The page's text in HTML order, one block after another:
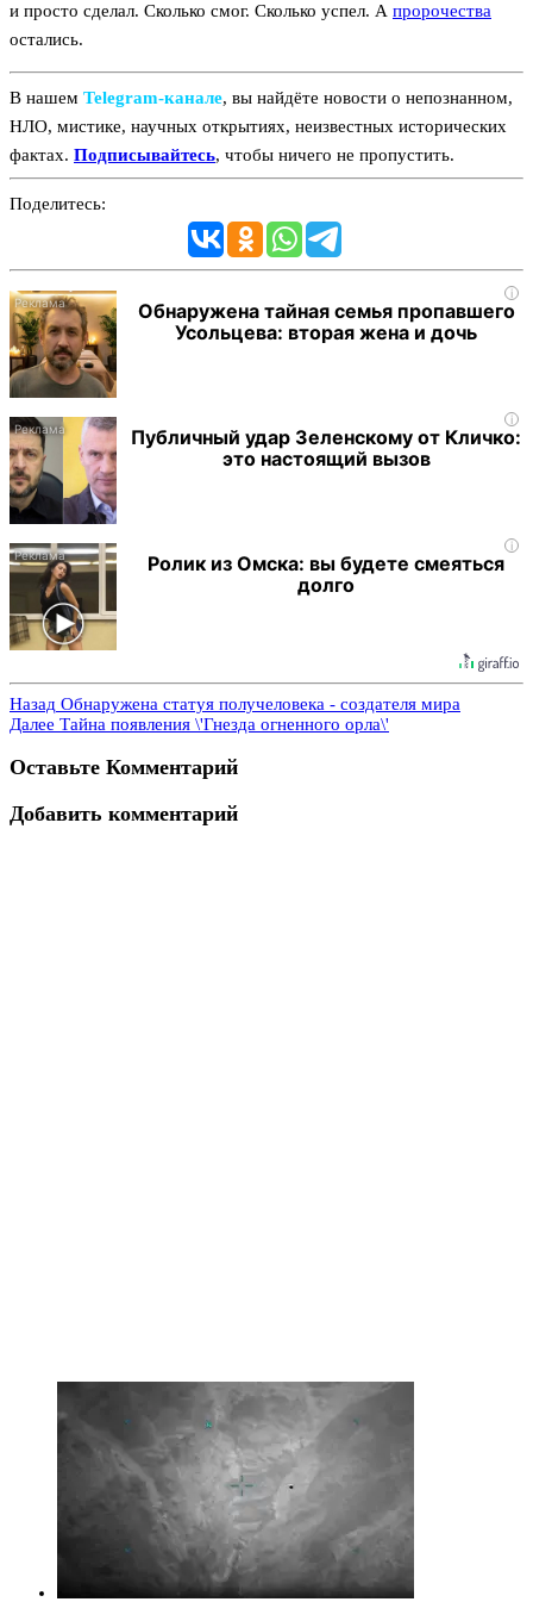
и просто сделал. Сколько смог. Сколько успел. А пророчества
остались.
В нашем Telegram‑канале, вы найдёте новости о непознанном,
НЛО, мистике, научных открытиях, неизвестных исторических
фактах. Подписывайтесь, чтобы ничего не пропустить.
Поделитесь:
i
Обнаружена тайная семья пропавшего
Усольцева: вторая жена и дочь
i
Публичный удар Зеленскому от Кличко:
это настоящий вызов
i
Ролик из Омска: вы будете смеяться
долго
Назад Обнаружена статуя получеловека - создателя мира
Далее Тайна появления \'Гнезда огненного орла\'
Оставьте Комментарий
Добавить комментарий